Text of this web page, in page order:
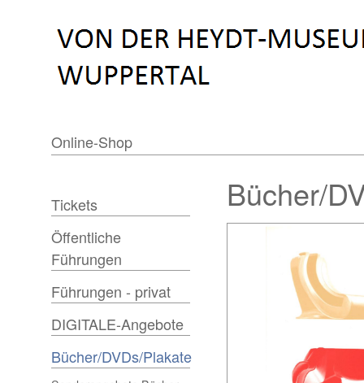
Online-Shop
Tickets
Öffentliche
Führungen
Führungen - privat
DIGITALE-Angebote
Bücher/DVDs/Plakate
Bücher/